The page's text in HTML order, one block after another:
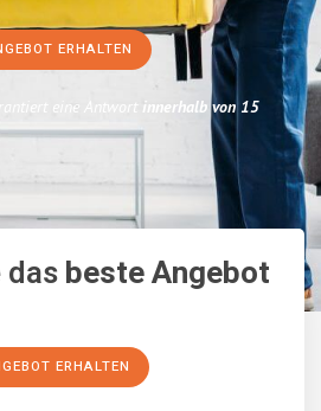
ERHALTEN
eine Antwort innerhalb von 15
dasbeste Angebot
ERHALTEN